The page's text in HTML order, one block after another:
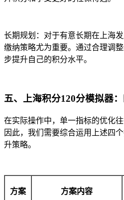
长期规划：对于有意长期在上海
缴纳策略尤为重要。通过合理调
步提升自己的积分水平。
五、上海积分120分模拟器
在实际操作中，单一指标的优化往
因此，我们需要综合运用上述四
升策略。
方案 方案内容